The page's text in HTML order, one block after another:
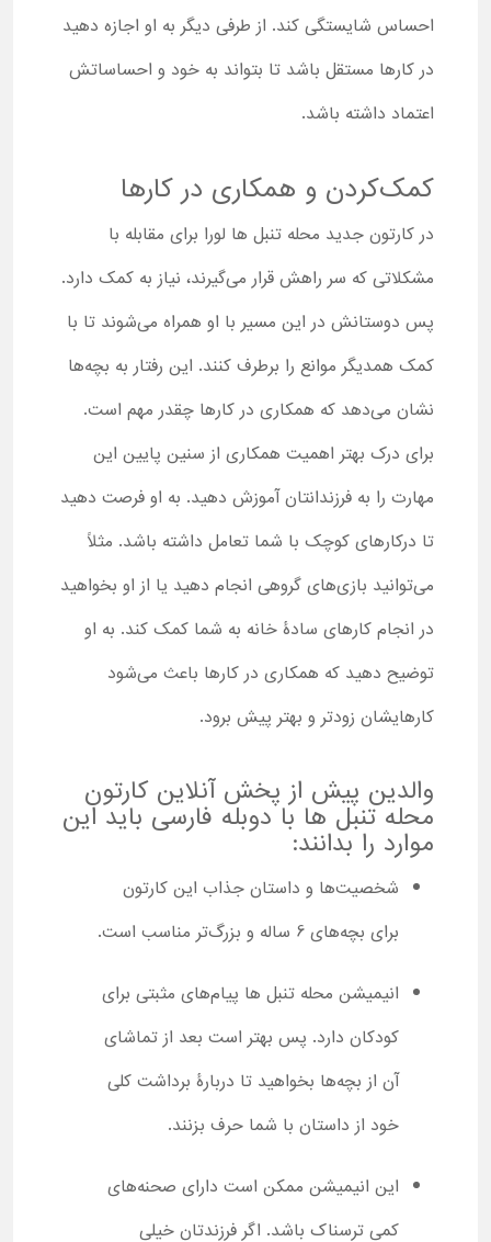
احساس شایستگی کند. از طرفی دیگر به او اجازه دهید
در کارها مستقل باشد تا بتواند به خود و احساساتش
اعتماد داشته باشد.
کمک‌کردن و همکاری در کارها
در کارتون جدید محله تنبل ها لورا برای مقابله با
مشکلاتی که سر راهش قرار می‌گیرند، نیاز به کمک دارد.
پس دوستانش در این مسیر با او همراه می‌شوند تا با
کمک همدیگر موانع را برطرف کنند. این رفتار به بچه‌ها
نشان می‌دهد که همکاری در کارها چقدر مهم است.
برای درک بهتر اهمیت همکاری از سنین پایین این
مهارت را به فرزندانتان آموزش دهید. به او فرصت دهید
تا درکارهای کوچک با شما تعامل داشته باشد. مثلاً
می‌توانید بازی‌های گروهی انجام دهید یا از او بخواهید
در انجام کارهای سادۀ خانه به شما کمک کند. به او
توضیح دهید که همکاری در کارها باعث می‌شود
کارهایشان زودتر و بهتر پیش برود.
والدین پیش از پخش آنلاین کارتون
محله تنبل ها با دوبله فارسی باید این
موارد را بدانند:
شخصیت‌ها و داستان جذاب این کارتون
برای بچه‌های 6 ساله و بزرگ‌تر مناسب است.
انیمیشن محله تنبل ها پیام‌های مثبتی برای
کودکان دارد. پس بهتر است بعد از تماشای
آن از بچه‌ها بخواهید تا دربارۀ برداشت کلی
خود از داستان با شما حرف بزنند.
این انیمیشن ممکن است دارای صحنه‌های
کمی ترسناک باشد. اگر فرزندتان خیلی